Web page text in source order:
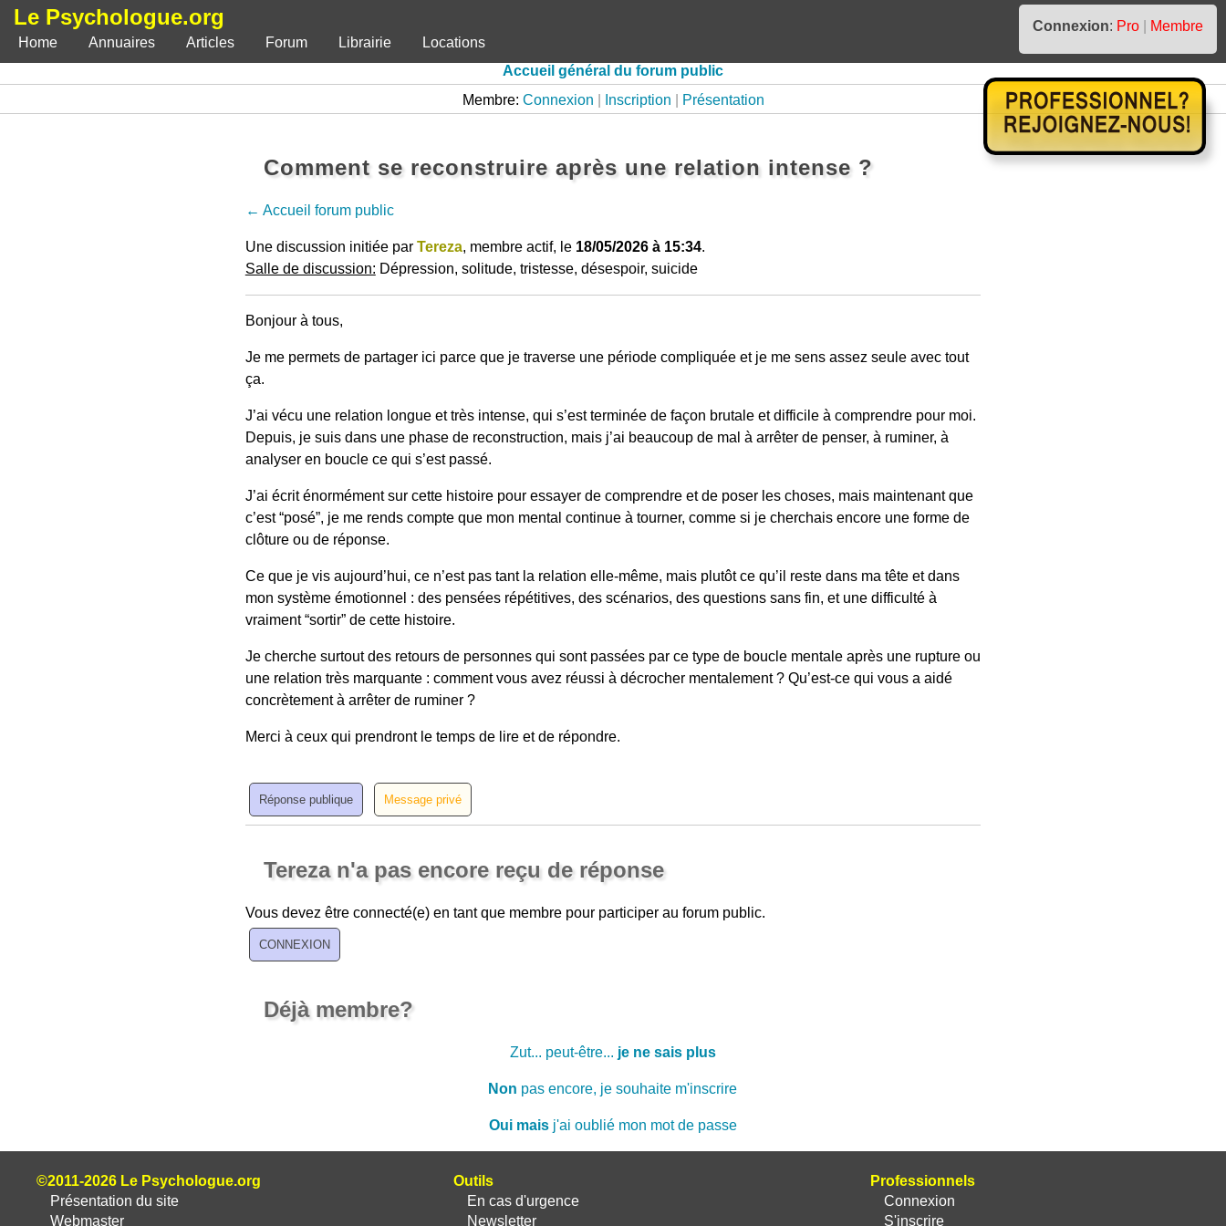
Le Psychologue.org Connexion: Pro
Membre
Home
Annuaires Articles Forum Librairie
Locations
Accueil général du forum public
Membre: Connexion Inscription Présentation
Comment se reconstruire après une relation intense ?
← Accueil forum public
Une discussion initiée par Tereza, membre actif, le 18/05/2026 à 15:34.
Salle de discussion: Dépression, solitude, tristesse, désespoir, suicide
Bonjour à tous,
Je me permets de partager ici parce que je traverse une période compliquée et je me sens assez seule avec tout
ça.
J’ai vécu une relation longue et très intense, qui s’est terminée de façon brutale et difficile à comprendre pour moi.
Depuis, je suis dans une phase de reconstruction, mais j’ai beaucoup de mal à arrêter de penser, à ruminer, à
analyser en boucle ce qui s’est passé.
J’ai écrit énormément sur cette histoire pour essayer de comprendre et de poser les choses, mais maintenant que
c’est “posé”, je me rends compte que mon mental continue à tourner, comme si je cherchais encore une forme de
clôture ou de réponse.
Ce que je vis aujourd’hui, ce n’est pas tant la relation elle-même, mais plutôt ce qu’il reste dans ma tête et dans
mon système émotionnel : des pensées répétitives, des scénarios, des questions sans fin, et une difficulté à
vraiment “sortir” de cette histoire.
Je cherche surtout des retours de personnes qui sont passées par ce type de boucle mentale après une rupture ou
une relation très marquante : comment vous avez réussi à décrocher mentalement ? Qu’est-ce qui vous a aidé
concrètement à arrêter de ruminer ?
Merci à ceux qui prendront le temps de lire et de répondre.
Tereza n'a pas encore reçu de réponse
Vous devez être connecté(e) en tant que membre pour participer au forum public.
Déjà membre?
Zut... peut-être... je ne sais plus
Non pas encore, je souhaite m'inscrire
Oui maisj'ai oublié mon mot de passe
©2011-2026 Le Psychologue.org
Présentation du site
Webmaster
Professionnels
Connexion
S'inscrire
Outils
En cas d'urgence
Newsletter